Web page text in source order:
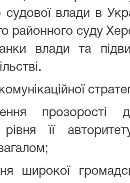
влади в
районного суду
влади та
прозорості
рівня її
широкої